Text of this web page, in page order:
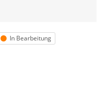
Status
In Bearbeitung